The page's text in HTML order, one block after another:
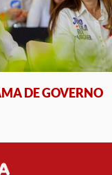
DE GOVERNO